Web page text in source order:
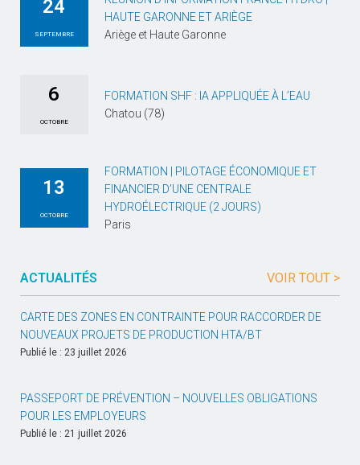
24
SEPTEMBRE
HAUTE GARONNE ET ARIÈGE
Ariège et Haute Garonne
6
OCTOBRE
FORMATION SHF : IA APPLIQUÉE À L’EAU
Chatou (78)
13
OCTOBRE
FORMATION | PILOTAGE ÉCONOMIQUE ET
FINANCIER D’UNE CENTRALE
HYDROÉLECTRIQUE (2 JOURS)
Paris
ACTUALITÉS VOIR TOUT >
CARTE DES ZONES EN CONTRAINTE POUR RACCORDER DE
NOUVEAUX PROJETS DE PRODUCTION HTA/BT
Publié le : 23 juillet 2026
PASSEPORT DE PRÉVENTION – NOUVELLES OBLIGATIONS
POUR LES EMPLOYEURS
Publié le : 21 juillet 2026